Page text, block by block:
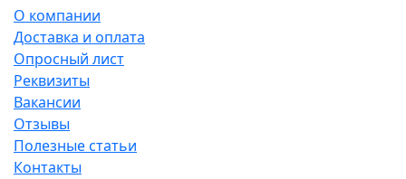
О компании
Доставка и оплата
Опросный лист
Реквизиты
Вакансии
Отзывы
Полезные статьи
Контакты